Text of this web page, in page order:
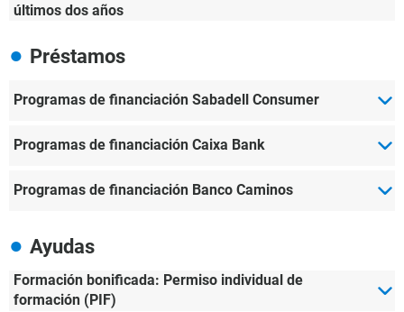
últimos dos años
Préstamos
Programas de financiación Sabadell Consumer
Programas de financiación Caixa Bank
Programas de financiación Banco Caminos
Ayudas
Formación bonificada: Permiso individual de
formación (PIF)